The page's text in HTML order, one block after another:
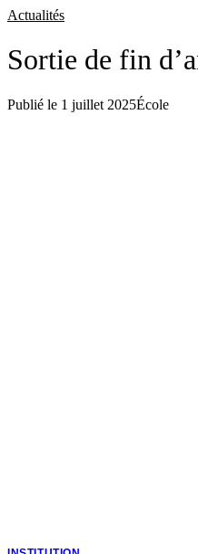
Aller
contenu
Actualités
Sortie de fin
Publié le 1 juillet 2025École